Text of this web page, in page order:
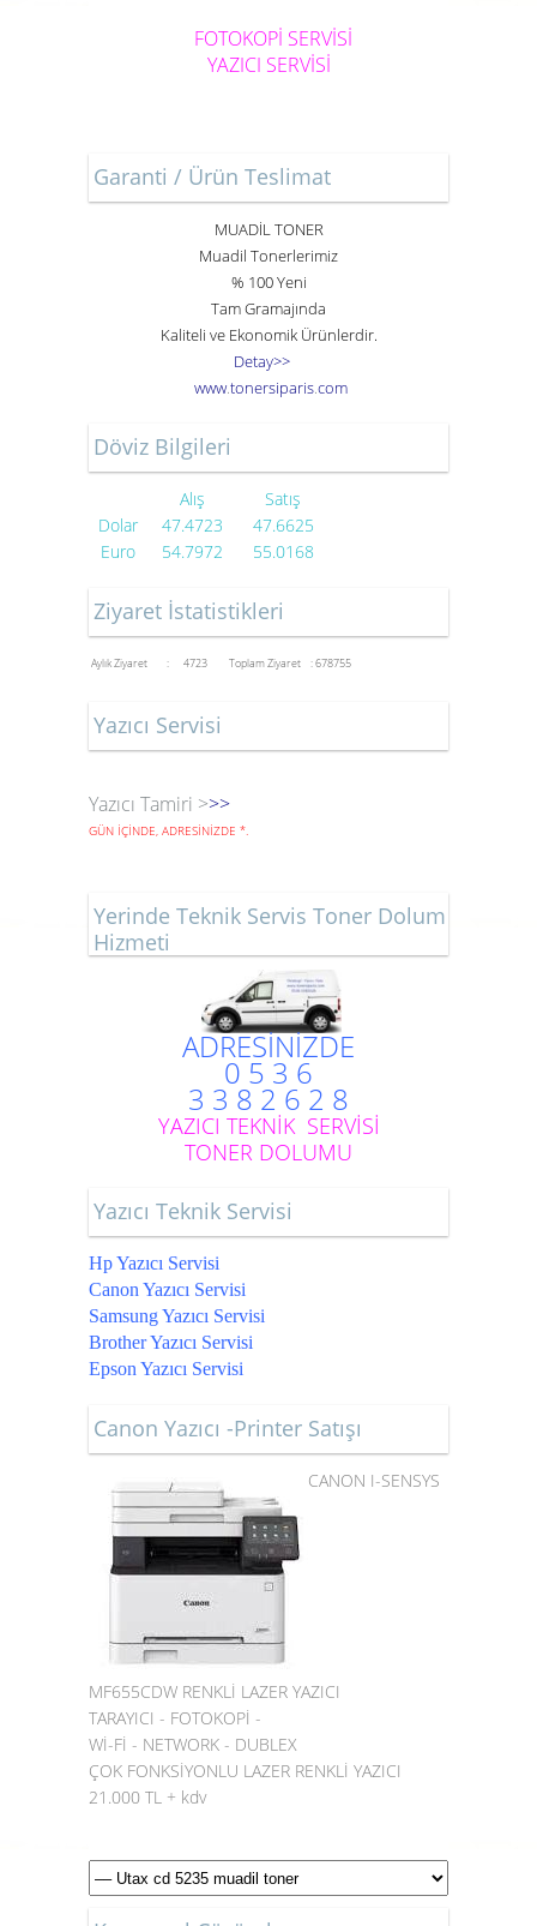
FOTOKOPİ SERVİSİ
YAZICI SERVİSİ
Garanti / Ürün Teslimat
MUADİL TONER
Muadil Tonerlerimiz
% 100 Yeni
Tam Gramajında
Kaliteli ve Ekonomik Ürünlerdir.
Detay>>
www.tonersiparis.com
Döviz Bilgileri
Alış
Satış
Dolar
47.4723
47.6625
Euro
54.7972 55.0168
Ziyaret İstatistikleri
Aylık Ziyaret : 4723 Toplam Ziyaret : 678755
Yazıcı Servisi
Yazıcı Tamiri >>>
GÜN İÇİNDE, ADRESİNİZDE *.
Yerinde Teknik Servis Toner Dolum
Hizmeti
ADRESİNİZDE
0 5 3 6
3 3 8 2 6 2 8
YAZICI TEKNİK SERVİSİ
TONER DOLUMU
Yazıcı Teknik Servisi
Hp Yazıcı Servisi
Canon Yazıcı Servisi
Samsung Yazıcı Servisi
Brother Yazıcı Servisi
Epson Yazıcı Servisi
Canon Yazıcı -Printer Satışı
CANON I-SENSYS
MF655CDW RENKLİ LAZER YAZICI
TARAYICI - FOTOKOPİ -
Wİ-Fİ - NETWORK - DUBLEX
ÇOK FONKSİYONLU LAZER RENKLİ YAZICI
21.000 TL + kdv